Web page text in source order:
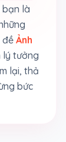
bạn là
đề Ảnh
lý tưởng
lại, thả
bức